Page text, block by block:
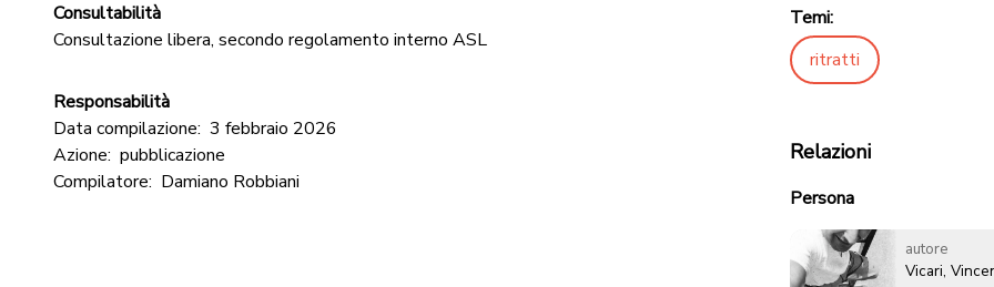
Consultabilità
Consultazione libera, secondo regolamento interno ASL
Responsabilità
Data compilazione: 3 febbraio 2026
Azione: pubblicazione
Compilatore: Damiano Robbiani
Temi:
ritratti
Relazioni
Persona
autore
Vicari,